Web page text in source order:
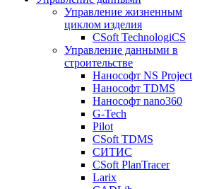
Управление жизненным
циклом изделия
CSoft TechnologiCS
Управление данными в
строительстве
Нанософт NS Project
Нанософт TDMS
Нанософт nano360
G-Tech
Pilot
CSoft TDMS
СИТИС
CSoft PlanTracer
Larix